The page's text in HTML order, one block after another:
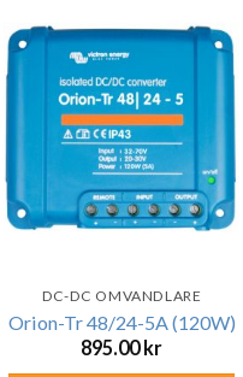
DC-DC OMVANDLARE
Orion-Tr 48/24-5A (120W)
895.00 kr